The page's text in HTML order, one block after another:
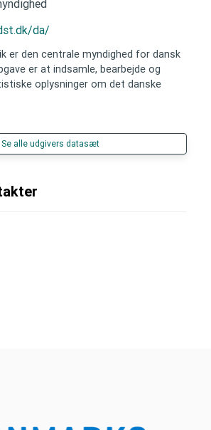
da/
er den centrale myndighed for dansk
er at indsamle, bearbejde og
oplysninger om det danske
Se alle udgivers datasæt